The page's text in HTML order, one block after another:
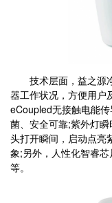
技术层面，益之源净
器工作状况，方便用户
eCoupled无接触电能
菌、安全可靠;紫外灯
头打开瞬间，启动点亮
象;另外，人性化智睿
等。